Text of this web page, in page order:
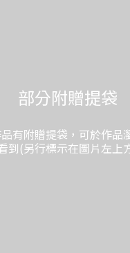
部分附贈提袋
有附贈提袋，可於作品
到(另行標示在圖片左上